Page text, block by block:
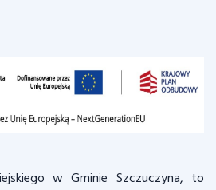
w Gminie Szczuczyna, to